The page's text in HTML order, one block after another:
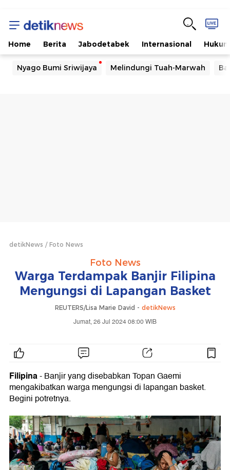
Home Berita Jabodetabek Internasional Hukum
Nyago Bumi Sriwijaya Melindungi Tuah-Marwah
detikNews Foto News
Foto News
Warga Terdampak Banjir Filipina
Mengungsi di Lapangan Basket
REUTERS/Lisa Marie David - detikNews
Jumat, 26 Jul 2024 08:00 WIB
Filipina- Banjir yang disebabkan Topan Gaemi
mengakibatkan warga mengungsi di lapangan basket.
Begini potretnya.